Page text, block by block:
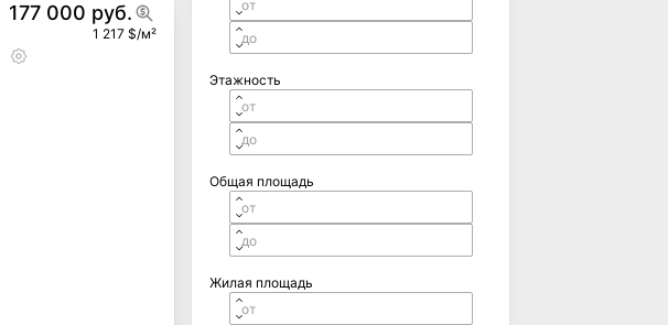
177 000 руб.
1 217 $/м²
Этажность
Общая площадь
Жилая площадь